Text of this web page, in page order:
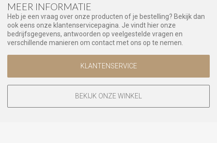
MEER INFORMATIE
Heb je een vraag over onze producten of je bestelling? Bekijk dan
ook eens onze klantenservicepagina. Je vindt hier onze
bedrijfsgegevens, antwoorden op veelgestelde vragen en
verschillende manieren om contact met ons op te nemen.
KLANTENSERVICE
BEKIJK ONZE WINKEL